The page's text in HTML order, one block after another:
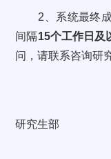
2、系统最终成
间隔15个工作日及
问，请联系咨询研
研究生部